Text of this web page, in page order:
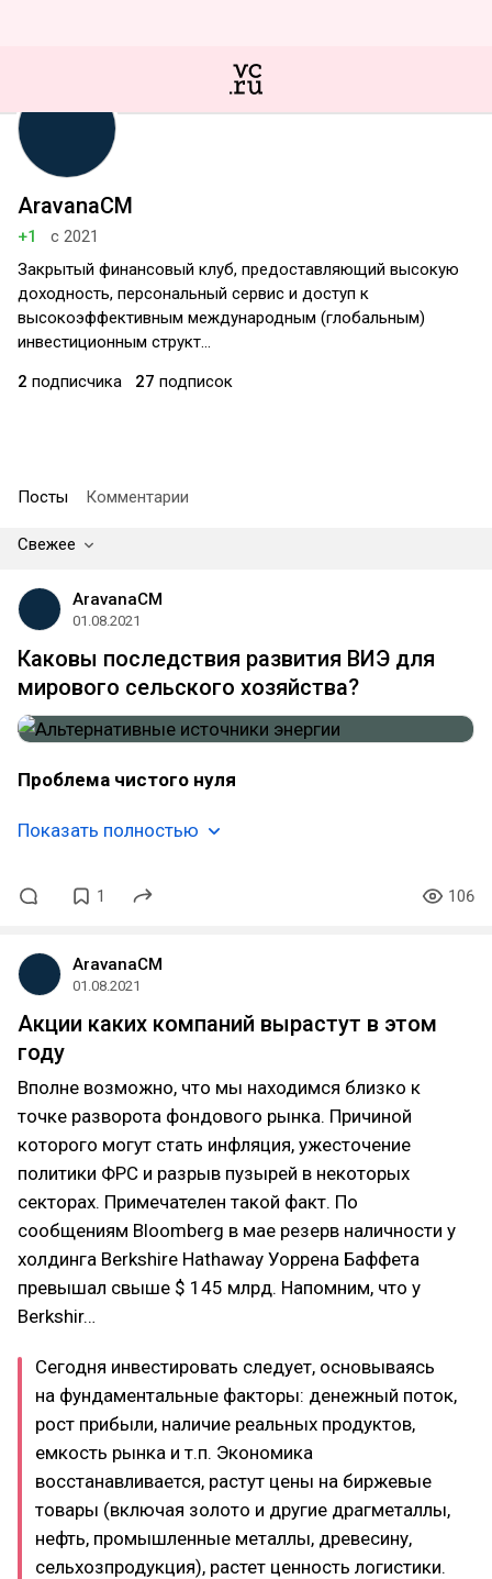
AravanaCM
+1
с 2021
Закрытый финансовый клуб, предоставляющий высокую
доходность, персональный сервис и доступ к
высокоэффективным международным (глобальным)
инвестиционным структ…
2 подписчика 27 подписок
Посты Комментарии
Свежее
AravanaCM
01.08.2021
​Каковы последствия развития ВИЭ для
мирового сельского хозяйства?
Проблема чистого нуля
Показать полностью
1 106
AravanaCM
01.08.2021
Акции каких компаний вырастут в этом
году
Вполне возможно, что мы находимся близко к
точке разворота фондового рынка. Причиной
которого могут стать инфляция, ужесточение
политики ФРС и разрыв пузырей в некоторых
секторах. Примечателен такой факт. По
сообщениям Bloomberg в мае резерв наличности у
холдинга Berkshire Hathaway Уоррена Баффета
превышал свыше $ 145 млрд. Напомним, что у
Berkshir…
Сегодня инвестировать следует, основываясь
на фундаментальные факторы: денежный поток,
рост прибыли, наличие реальных продуктов,
емкость рынка и т.п. Экономика
восстанавливается, растут цены на биржевые
товары (включая золото и другие драгметаллы,
нефть, промышленные металлы, древесину,
сельхозпродукция), растет ценность логистики.